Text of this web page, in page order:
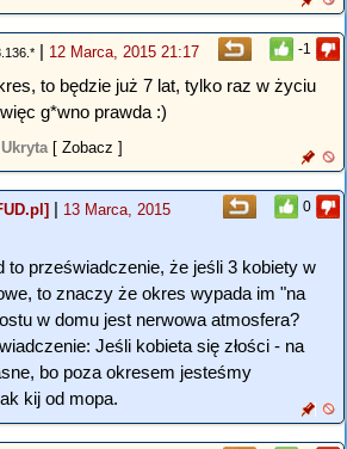
-1
| 12 Marca, 2015 21:17
to będzie już 7 lat, tylko raz w życiu
g*wno prawda :)
Ukryta [ Zobacz ]
0
| 13 Marca, 2015
to przeświadczenie, że jeśli 3 kobiety w
to znaczy że okres wypada im "na
w domu jest nerwowa atmosfera?
Jeśli kobieta się złości - na
bo poza okresem jesteśmy
kij od mopa.